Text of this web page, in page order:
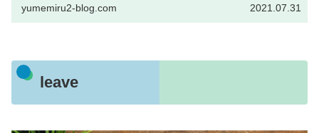
yumemiru2-blog.com 2021.07.31
leave